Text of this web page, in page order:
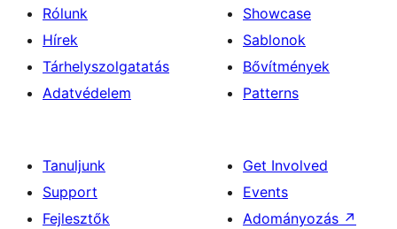
Rólunk
Hírek
Tárhelyszolgatatás
Adatvédelem
Showcase
Sablonok
Bővítmények
Patterns
Tanuljunk
Support
Fejlesztők
Get Involved
Events
Adományozás ↗